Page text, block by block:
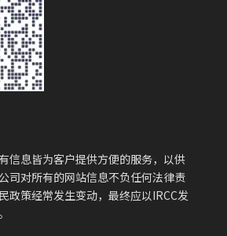
信息皆为客户提供方便的服务，以供
司对所有的网站信息不负任何法律责
政策经常发生变动，最终应以IRCC发